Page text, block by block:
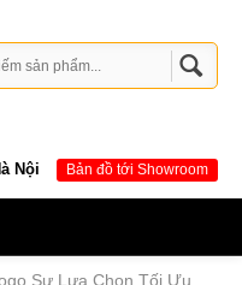
Nội Bản đồ tới Showroom
Sự Lựa Chọn Tối Ưu